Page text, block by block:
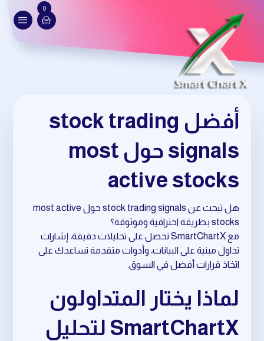
0
أفضل stock trading
signals حول most
active stocks
هل تبحث عن stock trading signals حول most active
stocks بطريقة احترافية وموثوقة؟
مع SmartChartX تحصل على تحليلات دقيقة، إشارات
تداول مبنية على البيانات، وأدوات متقدمة تساعدك على
اتخاذ قرارات أفضل في السوق.
لماذا يختار المتداولون
SmartChartX لتحليل